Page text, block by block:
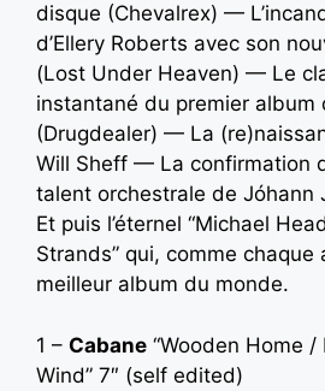
disque (Chevalrex) —
d’Ellery Roberts avec son
(Lost Under Heaven) — Le
instantané du premier album
(Drugdealer) — La
Will Sheff — La confirmation
talent orchestrale de Jóhann
Et puis l’éternel “Michael
Strands” qui, comme chaque
meilleur album du monde.
1 – Cabane “Wooden Home /
Wind” 7″ (self edited)